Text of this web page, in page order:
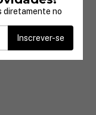
diretamente no
Inscrever-se